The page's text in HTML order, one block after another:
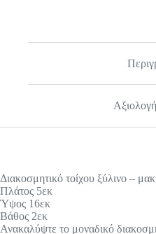
Διακοσμητικό τοίχου ξύλινο –
Πλάτος 5εκ
Ύψος 16εκ
Βάθος 2εκ
Ανακαλύψτε το μοναδικό